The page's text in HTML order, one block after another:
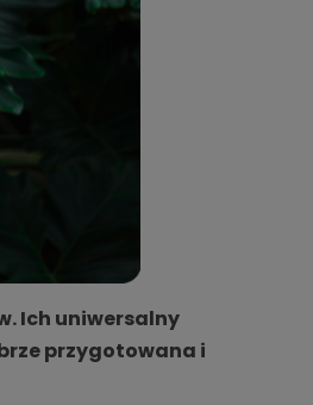
Ich uniwersalny
przygotowana i